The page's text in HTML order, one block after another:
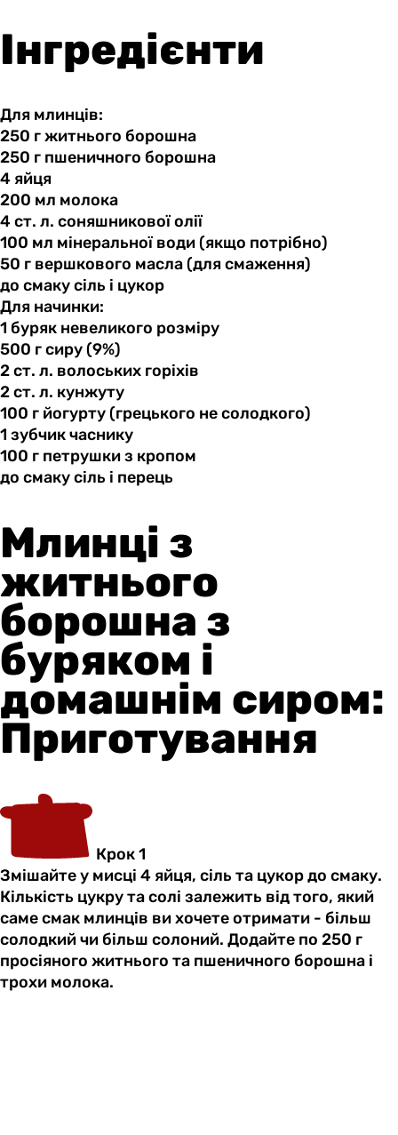
Інгредієнти
Для млинців:
250 гжитнього борошна
250 г пшеничного борошна
4 яйця
200 мл молока
4 ст. л. соняшникової олії
100 мл мінеральноїводи (якщо потрібно)
50 г вершкового масла (для смаження)
до смакусіль і цукор
Для начинки:
1 буряк невеликого розміру
500 гсиру(9%)
2 ст. л. волоських горіхів
2 ст. л. кунжуту
100 г йогурту(грецького не солодкого)
1 зубчикчаснику
100 г петрушкиз кропом
до смакусіль і перець
Млинці з
житнього
борошна з
буряком і
домашнім сиром:
Приготування
Крок 1
Змішайте у мисці 4 яйця, сіль та цукор до смаку.
Кількість цукру та солі залежить від того, який
саме смак млинців ви хочете отримати - більш
солодкий чи більш солоний. Додайте по 250 г
просіяного житнього та пшеничного борошна і
трохи молока.